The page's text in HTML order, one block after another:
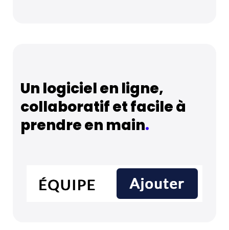
Un logiciel en ligne,
collaboratif et facile à
prendre en main.